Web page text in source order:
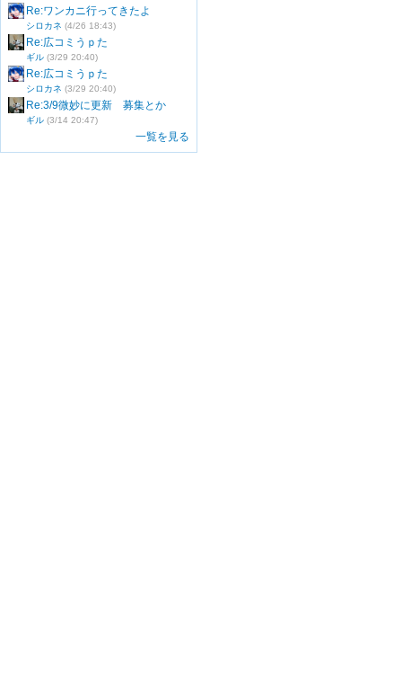
Re:ワンカニ行ってきたよ
シロカネ (4/26 18:43)
Re:広コミうｐた
ギル (3/29 20:40)
Re:広コミうｐた
シロカネ (3/29 20:40)
Re:3/9微妙に更新 募集とか
ギル (3/14 20:47)
一覧を見る